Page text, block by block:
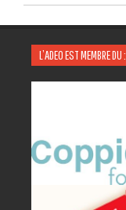
L’ADEO EST MEMBRE DU :